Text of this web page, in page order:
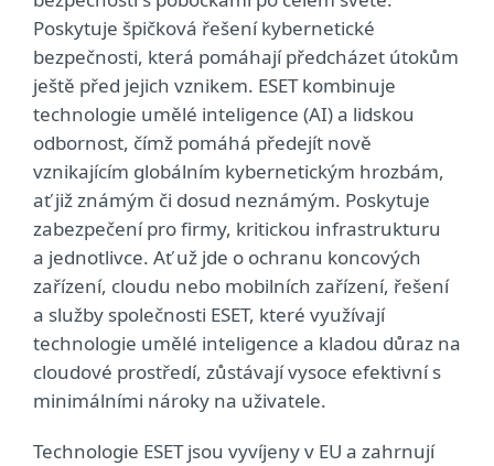
Poskytuje špičková řešení kybernetické
bezpečnosti, která pomáhají předcházet útokům
ještě před jejich vznikem. ESET kombinuje
technologie umělé inteligence (AI) a lidskou
odbornost, čímž pomáhá předejít nově
vznikajícím globálním kybernetickým hrozbám,
ať již známým či dosud neznámým. Poskytuje
zabezpečení pro firmy, kritickou infrastrukturu
a jednotlivce. Ať už jde o ochranu koncových
zařízení, cloudu nebo mobilních zařízení, řešení
a služby společnosti ESET, které využívají
technologie umělé inteligence a kladou důraz na
cloudové prostředí, zůstávají vysoce efektivní s
minimálními nároky na uživatele.
Technologie ESET jsou vyvíjeny v EU a zahrnují